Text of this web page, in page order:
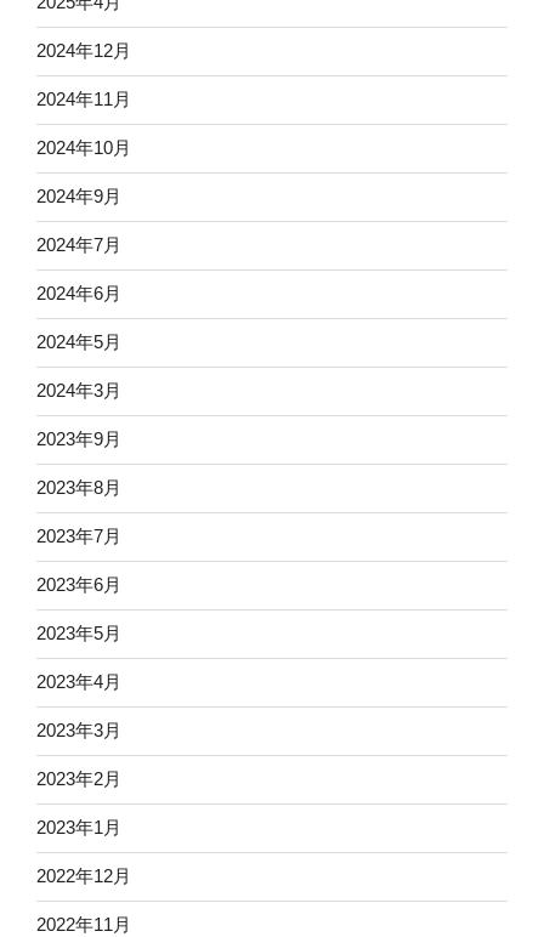
2024年12月
2024年11月
2024年10月
2024年9月
2024年7月
2024年6月
2024年5月
2024年3月
2023年9月
2023年8月
2023年7月
2023年6月
2023年5月
2023年4月
2023年3月
2023年2月
2023年1月
2022年12月
2022年11月